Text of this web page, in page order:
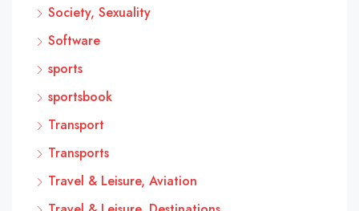
Society, Sexuality
Software
sports
sportsbook
Transport
Transports
Travel & Leisure, Aviation